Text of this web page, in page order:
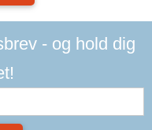
- og hold dig